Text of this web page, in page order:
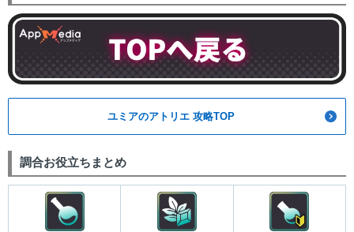
ユミアのアトリエ 攻略TOP
調合お役立ちまとめ